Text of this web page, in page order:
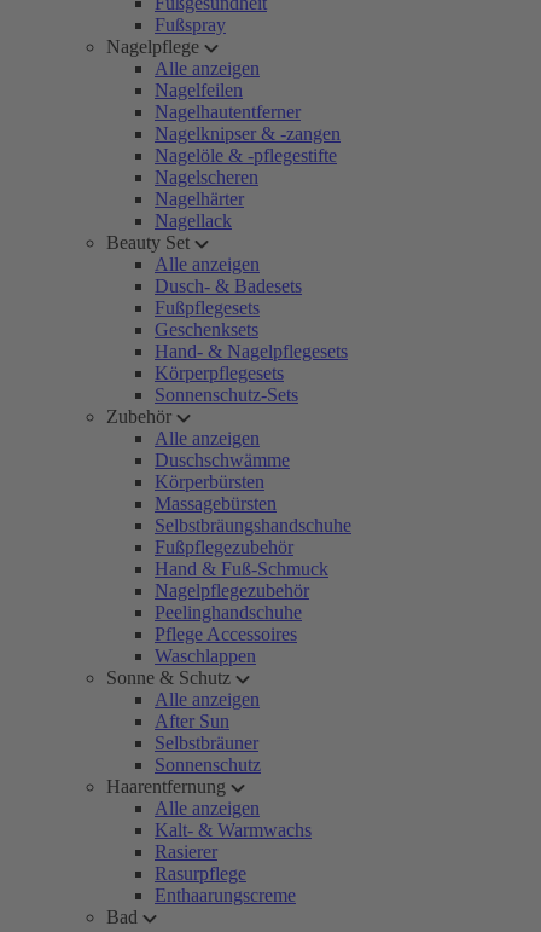
Fußspray
Nagelpflege
Alle anzeigen
Nagelfeilen
Nagelhautentferner
Nagelknipser & -zangen
Nagelöle & -pflegestifte
Nagelscheren
Nagelhärter
Nagellack
Beauty Set
Alle anzeigen
Dusch- & Badesets
Fußpflegesets
Geschenksets
Hand- & Nagelpflegesets
Körperpflegesets
Sonnenschutz-Sets
Zubehör
Alle anzeigen
Duschschwämme
Körperbürsten
Massagebürsten
Selbstbräungshandschuhe
Fußpflegezubehör
Hand & Fuß-Schmuck
Nagelpflegezubehör
Peelinghandschuhe
Pflege Accessoires
Waschlappen
Sonne & Schutz
Alle anzeigen
After Sun
Selbstbräuner
Sonnenschutz
Haarentfernung
Alle anzeigen
Kalt- & Warmwachs
Rasierer
Rasurpflege
Enthaarungscreme
Bad